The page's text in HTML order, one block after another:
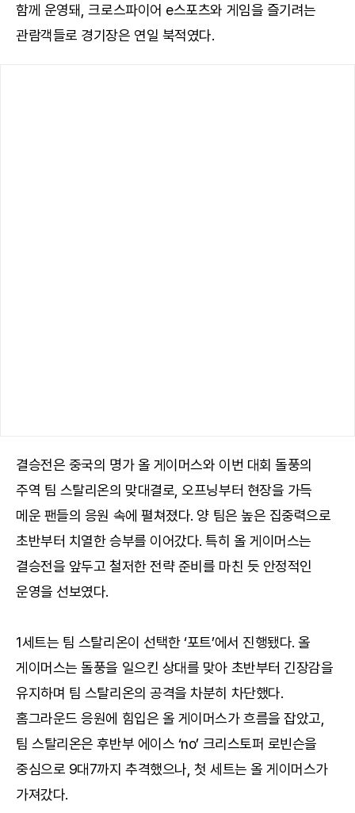
함께 운영돼, 크로스파이어 e스포츠와 게임을 즐기려는
관람객들로 경기장은 연일 북적였다.
결승전은 중국의 명가 올 게이머스와 이번 대회 돌풍의
주역 팀 스탈리온의 맞대결로, 오프닝부터 현장을 가득
메운 팬들의 응원 속에 펼쳐졌다. 양 팀은 높은 집중력으로
초반부터 치열한 승부를 이어갔다. 특히 올 게이머스는
결승전을 앞두고 철저한 전략 준비를 마친 듯 안정적인
운영을 선보였다.
1세트는 팀 스탈리온이 선택한 ‘포트’에서 진행됐다. 올
게이머스는 돌풍을 일으킨 상대를 맞아 초반부터 긴장감을
유지하며 팀 스탈리온의 공격을 차분히 차단했다.
홈그라운드 응원에 힘입은 올 게이머스가 흐름을 잡았고,
팀 스탈리온은 후반부 에이스 ‘no’ 크리스토퍼 로빈슨을
중심으로 9대7까지 추격했으나, 첫 세트는 올 게이머스가
가져갔다.